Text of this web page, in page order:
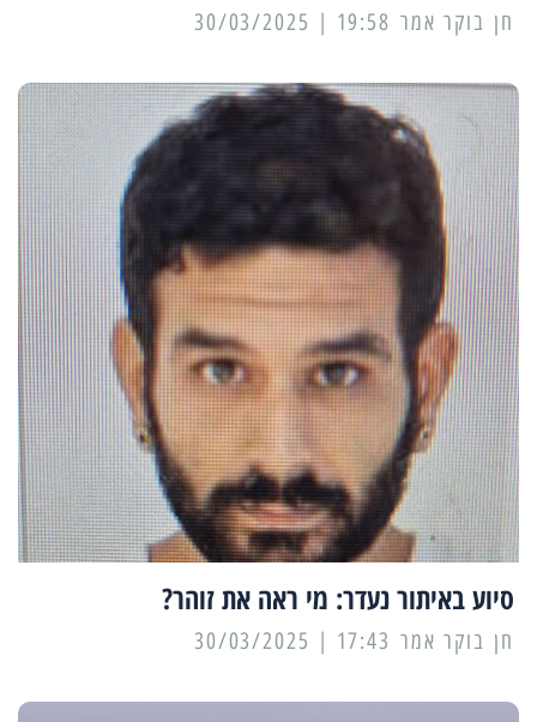
19:58 | 30/03/2025
סיוע באיתור נעדר: מי ראה את זוהר?
17:43 | 30/03/2025